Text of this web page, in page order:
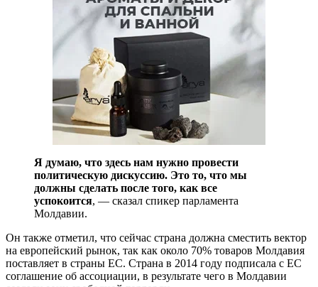
Я думаю, что здесь нам нужно провести
политическую дискуссию. Это то, что мы
должны сделать после того, как все
успокоится, — сказал спикер парламента
Молдавии.
Он также отметил, что сейчас страна должна сместить вектор
на европейский рынок, так как около 70% товаров Молдавия
поставляет в страны ЕС. Страна в 2014 году подписала с ЕС
соглашение об ассоциации, в результате чего в Молдавии